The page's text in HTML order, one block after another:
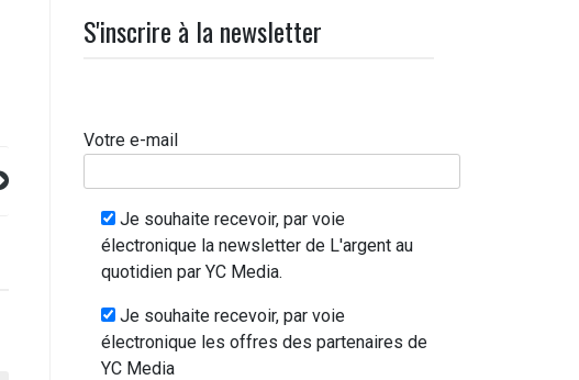
S'inscrire à la newsletter
Votre e-mail
Je souhaite recevoir, par voie
électronique la newsletter de L'argent au
quotidien par YC Media.
Je souhaite recevoir, par voie
électronique les offres des partenaires de
YC Media